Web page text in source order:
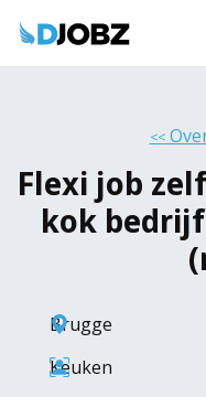
<<
Flexi job
kok
Brugge
Keuken